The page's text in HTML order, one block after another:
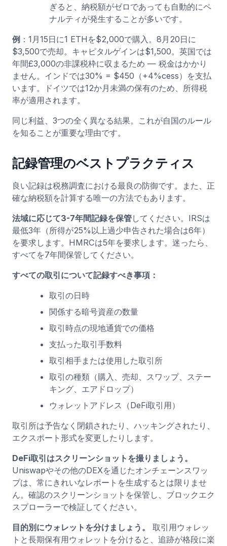
ぎると、納税額がゼロであっても自動的にペ
ナルティが発生することが多いです。
例 ：1月15日に1 ETHを$2,000で購入。8月20日に
$3,500で売却。キャピタルゲインは$1,500。英国では
年間£3,000の非課税枠に収まるため — 税金はかかり
ません。インドでは30% = $450（+4%cess）を支払
います。ドイツでは12か月未満の保有のため、所得税
率が適用されます。
同じ利益、3つの全く異なる結果。これが自国のルール
を知ることが重要な理由です。
記録管理のベストプラクティス
良い記録は税務調査における最良の防御です。また、正
確な納税額を計算する唯一の方法でもあります。
法域に応じて3-7年間記録を保管してください。IRSは
最低3年（所得が25%以上過少申告された場合は6年）
を要求します。HMRCは5年を要求します。迷ったら、
すべてを7年間保管してください。
すべての取引について記録すべき事項：
取引の日時
関係する暗号資産の数量
取引時点の現地通貨での価格
支払った取引手数料
取引相手または使用した取引所
取引の種類（購入、売却、スワップ、ステー
キング、エアドロップ）
ウォレットアドレス（DeFi取引用）
取引所は予告なく閉鎖されたり、ハッキングされたり、
エクスポート形式を変更したりします。
DeFi取引はスクリーンショットを撮りましょう。
Uniswapやその他のDEXを通じたオンチェーンスワッ
プは、常にきれいなレポートを生成するとは限りませ
ん。確認のスクリーンショットを保管し、ブロックエク
スプローラーで検証してください。
目的別にウォレットを分けましょう。
取引用ウォレッ
トと長期保有用ウォレットを分けると、追跡が格段に楽